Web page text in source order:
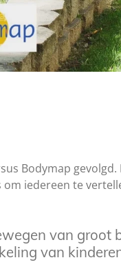
Bodymap gevolgd.
om iedereen te
van groot
van